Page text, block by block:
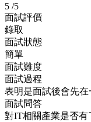
5 /5
面試評價
錄取
面試狀態
簡單
面試難度
面試過程
表明是面試後會先在
面試問答
對IT相關產業是否有